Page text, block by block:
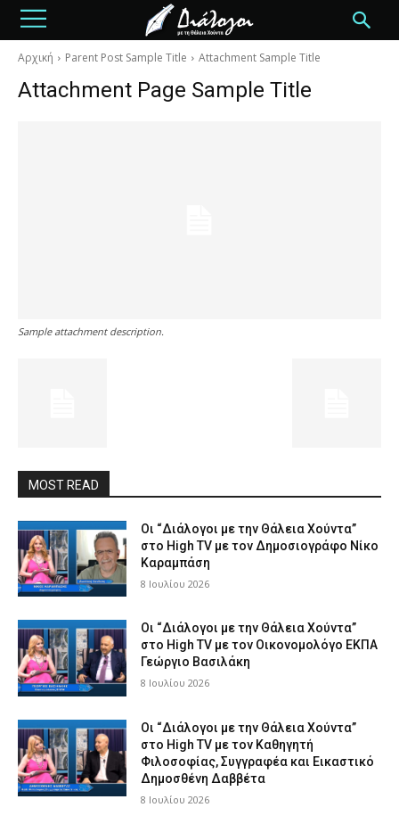
Αρχική Parent Post Sample Title Attachment Sample Title
Attachment Page Sample Title
Sample attachment description.
MOST READ
Οι “Διάλογοι με την Θάλεια Χούντα”
στο High TV με τον Δημοσιογράφο Νίκο
Καραμπάση
8 Ιουλίου 2026
Οι “Διάλογοι με την Θάλεια Χούντα”
στο High TV με τον Οικονομολόγο ΕΚΠΑ
Γεώργιο Βασιλάκη
8 Ιουλίου 2026
Οι “Διάλογοι με την Θάλεια Χούντα”
στο High TV με τον Καθηγητή
Φιλοσοφίας, Συγγραφέα και Εικαστικό
Δημοσθένη Δαββέτα
8 Ιουλίου 2026